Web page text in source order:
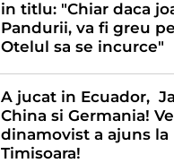
in titlu: "Chiar daca
Pandurii, va fi greu
Otelul sa se incurce"
A jucat in Ecuador,
China si Germania!
dinamovist a ajuns la
Timisoara!